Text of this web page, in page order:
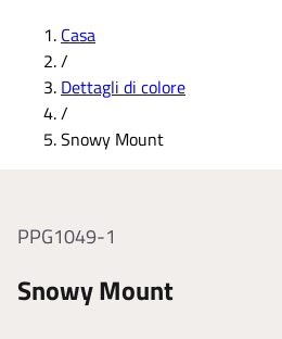
Casa
/
Dettagli di colore
/
Snowy Mount
PPG1049-1
Snowy Mount